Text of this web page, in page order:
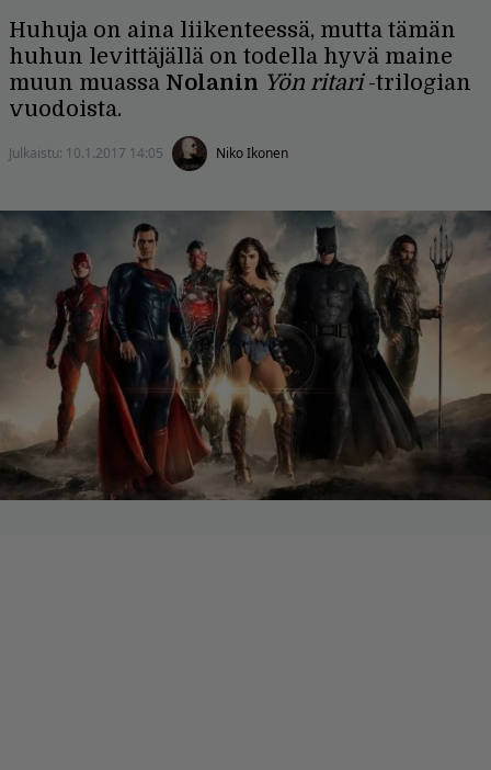
Huhuja on aina liikenteessä, mutta tämän
huhun levittäjällä on todella hyvä maine
muun muassa Nolanin Yön ritari-trilogian
vuodoista.
Julkaistu: 10.1.2017 14:05 Niko Ikonen